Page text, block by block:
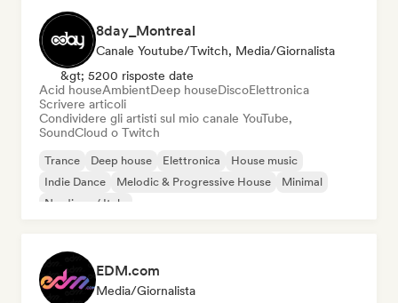
8day_Montreal
Canale Youtube/Twitch, Media/Giornalista
&gt; 5200 risposte date
Acid houseAmbientDeep houseDiscoElettronica
Scrivere articoli
Condividere gli artisti sul mio canale YouTube,
SoundCloud o Twitch
Trance Deep house Elettronica
House music
Indie Dance
Melodic & Progressive House
Minimal
Nu-disco / Italo
EDM.com
Media/Giornalista